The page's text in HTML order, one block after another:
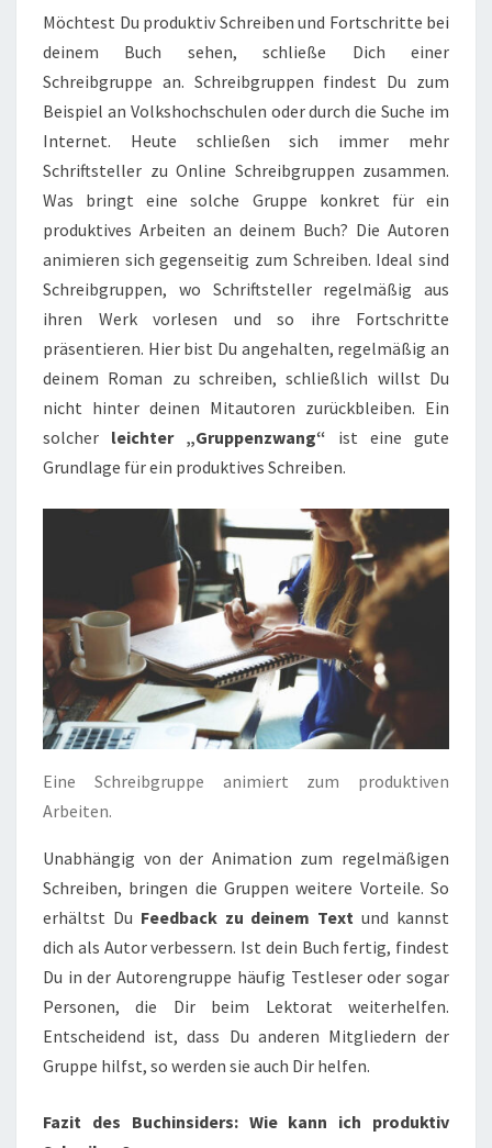
Möchtest Du produktiv Schreiben und Fortschritte bei
deinem Buch sehen, schließe Dich einer
Schreibgruppe an. Schreibgruppen findest Du zum
Beispiel an Volkshochschulen oder durch die Suche im
Internet. Heute schließen sich immer mehr
Schriftsteller zu Online Schreibgruppen zusammen.
Was bringt eine solche Gruppe konkret für ein
produktives Arbeiten an deinem Buch? Die Autoren
animieren sich gegenseitig zum Schreiben. Ideal sind
Schreibgruppen, wo Schriftsteller regelmäßig aus
ihren Werk vorlesen und so ihre Fortschritte
präsentieren. Hier bist Du angehalten, regelmäßig an
deinem Roman zu schreiben, schließlich willst Du
nicht hinter deinen Mitautoren zurückbleiben. Ein
solcher leichter „Gruppenzwang“ ist eine gute
Grundlage für ein produktives Schreiben.
Eine Schreibgruppe animiert zum produktiven
Arbeiten.
Unabhängig von der Animation zum regelmäßigen
Schreiben, bringen die Gruppen weitere Vorteile. So
erhältst Du Feedback zu deinem Text und kannst
dich als Autor verbessern. Ist dein Buch fertig, findest
Du in der Autorengruppe häufig Testleser oder sogar
Personen, die Dir beim Lektorat weiterhelfen.
Entscheidend ist, dass Du anderen Mitgliedern der
Gruppe hilfst, so werden sie auch Dir helfen.
Fazit des Buchinsiders: Wie kann ich produktiv